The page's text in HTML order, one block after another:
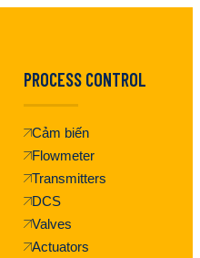
PROCESS CONTROL
Cảm biến
Flowmeter
Transmitters
DCS
Valves
Actuators